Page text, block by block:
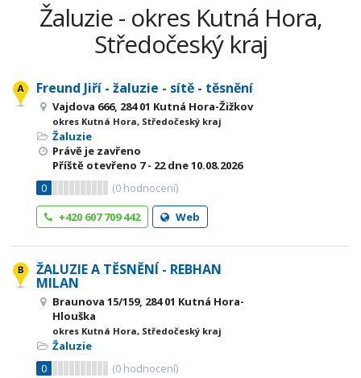
Žaluzie - okres Kutná Hora,
Středočeský kraj
Freund Jiří - žaluzie - sítě - těsnění
Vajdova 666, 284 01 Kutná Hora-Žižkov
okres Kutná Hora, Středočeský kraj
Žaluzie
Právě je zavřeno
Příště otevřeno 7 - 22dne 10.08.2026
0
(0 hodnocení)
+420 607 709 442
Web
ŽALUZIE A TĚSNĚNÍ - REBHAN
MILAN
Braunova 15/159, 284 01 Kutná Hora-
Hlouška
okres Kutná Hora, Středočeský kraj
Žaluzie
0
(0 hodnocení)